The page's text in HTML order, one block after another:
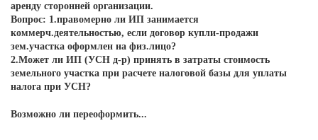
аренду сторонней организации.
Вопрос: 1.правомерно ли ИП занимается
коммерч.деятельностью, если договор купли-продажи
зем.участка оформлен на физ.лицо?
2.Может ли ИП (УСН д-р) принять в затраты стоимость
земельного участка при расчете налоговой базы для уплаты
налога при УСН?
Возможно ли переоформить...